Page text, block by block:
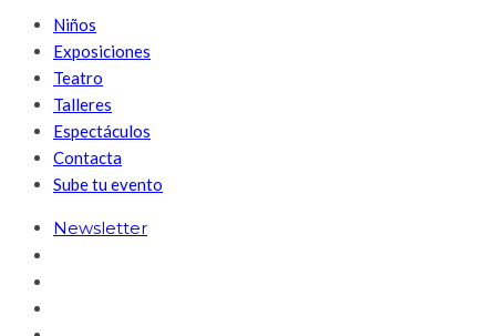
Niños
Exposiciones
Teatro
Talleres
Espectáculos
Contacta
Sube tu evento
Newsletter